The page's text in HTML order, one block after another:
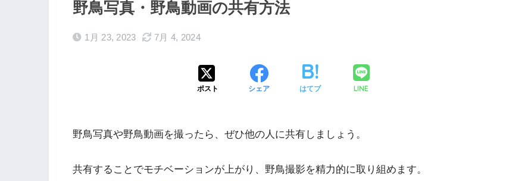
野鳥写真・野鳥動画の共有方法
1月 23, 2023 7月 4, 2024
ポスト シェア はてブ LINE
野鳥写真や野鳥動画を撮ったら、ぜひ他の人に共有しましょう。
共有することでモチベーションが上がり、野鳥撮影を精力的に取り組めます。